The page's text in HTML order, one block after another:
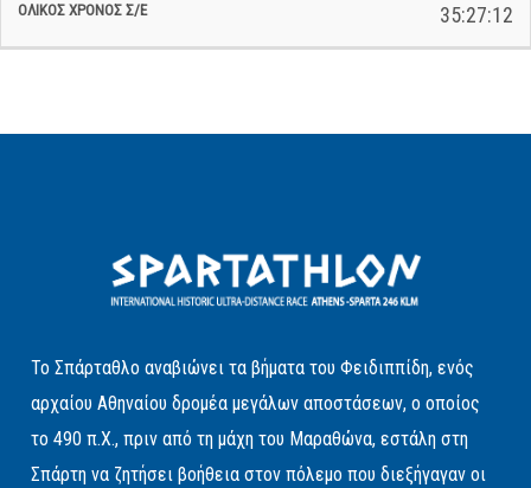
35:27:12
Το Σπάρταθλο αναβιώνει τα βήματα του Φειδιππίδη, ενός
αρχαίου Αθηναίου δρομέα μεγάλων αποστάσεων, ο οποίος
το 490 π.Χ., πριν από τη μάχη του Μαραθώνα, εστάλη στη
Σπάρτη να ζητήσει βοήθεια στον πόλεμο που διεξήγαγαν οι